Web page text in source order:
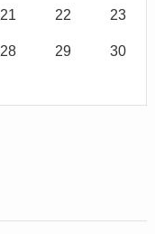
21 22 23
28 29 30